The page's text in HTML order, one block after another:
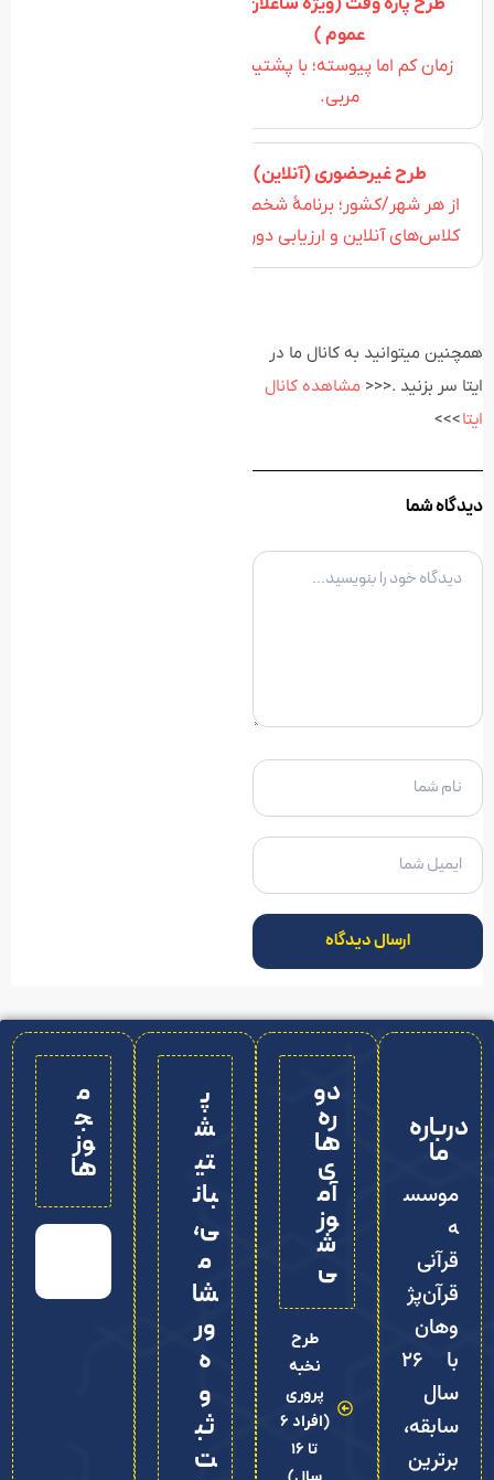
طرح غیرحضوری (آنلاین)
از هر شهر/کشور؛ برنامهٔ شخصی +
کلاس‌های آنلاین و ارزیابی دوره‌ای.
همچنین میتوانید به کانال ما در
ارسال دیدگاه
درباره
ه
قرآنی
قرآن‌پژ
وهان
با ۲۶
سال
سابقه،
برترین
موسس
ه
قرآنی
ره‌
ها
ی
آم
وز
ش
ی
طرح
نخبه
تا 16
سال)
واژه
های
ش
تی
بان
ی،
م
شا
ور
ه
و
ثب
ت‌
نا
م
ج
وز
ها